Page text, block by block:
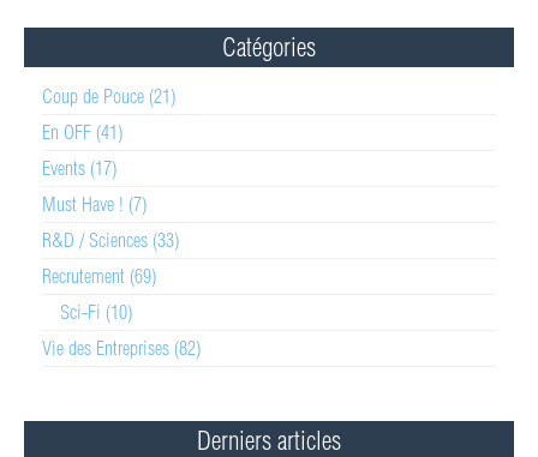
Catégories
Coup de Pouce (21)
En OFF (41)
Events (17)
Must Have ! (7)
R&D / Sciences (33)
Recrutement (69)
Sci-Fi (10)
Vie des Entreprises (82)
Derniers articles